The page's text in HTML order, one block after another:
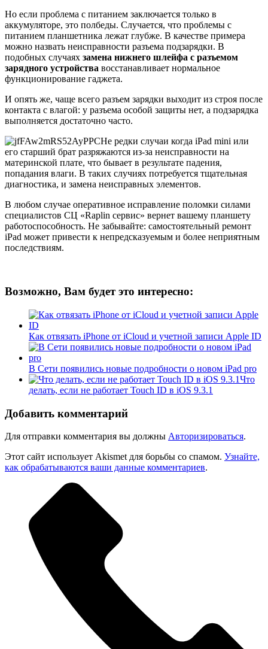
Но если проблема с питанием заключается только в
аккумуляторе, это полбеды. Случается, что проблемы с
питанием планшетника лежат глубже. В качестве примера
можно назвать неисправности разъема подзарядки. В
подобных случаях замена нижнего шлейфа с разъемом
зарядного устройства восстанавливает нормальное
функционирование гаджета.
И опять же, чаще всего разъем зарядки выходит из строя после
контакта с влагой: у разъема особой защиты нет, а подзарядка
выполняется достаточно часто.
Не редки случаи когда iPad mini или
его старший брат разряжаются из-за неисправности на
материнской плате, что бывает в результате падения,
попадания влаги. В таких случиях потребуется тщательная
диагностика, и замена неисправных элементов.
В любом случае оперативное исправление поломки силами
специалистов СЦ «Raplin сервис» вернет вашему планшету
работоспособность. Не забывайте: самостоятельный ремонт
iPad может привести к непредсказуемым и более неприятным
последствиям.
Возможно, Вам будет это интересно:
Как отвязать iPhone от iCloud и учетной записи Apple ID
В Сети появились новые подробности о новом iPad pro
Что
делать, если не работает Touch ID в iOS 9.3.1
Добавить комментарий
Для отправки комментария вы должны Авторизироваться.
Этот сайт использует Akismet для борьбы со спамом. Узнайте,
как обрабатываются ваши данные комментариев.